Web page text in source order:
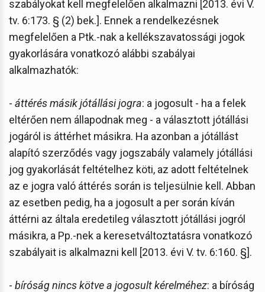
szabályokat kell megfelelően alkalmazni [2013. évi V.
tv. 6:173. § (2) bek.]. Ennek a rendelkezésnek
megfelelően a Ptk.-nak a kellékszavatossági jogok
gyakorlására vonatkozó alábbi szabályai
alkalmazhatók:
- áttérés másik jótállási jogra: a jogosult - ha a felek
eltérően nem állapodnak meg - a választott jótállási
jogáról is áttérhet másikra. Ha azonban a jótállást
alapító szerződés vagy jogszabály valamely jótállási
jog gyakorlását feltételhez köti, az adott feltételnek
az e jogra való áttérés során is teljesülnie kell. Abban
az esetben pedig, ha a jogosult a per során kíván
áttérni az általa eredetileg választott jótállási jogról
másikra, a Pp.-nek a keresetváltoztatásra vonatkozó
szabályait is alkalmazni kell [2013. évi V. tv. 6:160. §].
- bíróság nincs kötve a jogosult kérelméhez: a bíróság